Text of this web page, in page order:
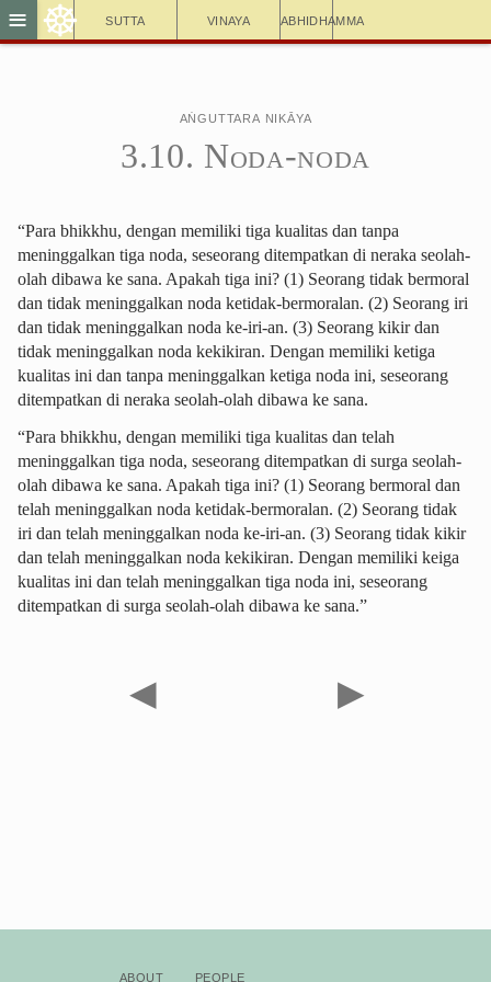
Sutta Vinaya Abhidhamma
≡ ☸
Aṅguttara Nikāya
3.10. Noda-noda
“Para bhikkhu, dengan memiliki tiga kualitas dan tanpa
meninggalkan tiga noda, seseorang ditempatkan di neraka seolah-
olah dibawa ke sana. Apakah tiga ini? (1) Seorang tidak bermoral
dan tidak meninggalkan noda ketidak-bermoralan. (2) Seorang iri
dan tidak meninggalkan noda ke-iri-an. (3) Seorang kikir dan
tidak meninggalkan noda kekikiran. Dengan memiliki ketiga
kualitas ini dan tanpa meninggalkan ketiga noda ini, seseorang
ditempatkan di neraka seolah-olah dibawa ke sana.
“Para bhikkhu, dengan memiliki tiga kualitas dan telah
meninggalkan tiga noda, seseorang ditempatkan di surga seolah-
olah dibawa ke sana. Apakah tiga ini? (1) Seorang bermoral dan
telah meninggalkan noda ketidak-bermoralan. (2) Seorang tidak
iri dan telah meninggalkan noda ke-iri-an. (3) Seorang tidak kikir
dan telah meninggalkan noda kekikiran. Dengan memiliki keiga
kualitas ini dan telah meninggalkan tiga noda ini, seseorang
ditempatkan di surga seolah-olah dibawa ke sana.”
◀ ▶
About People